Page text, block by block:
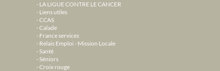
LA LIGUE CONTRE LE CANCER
Liens utiles
CCAS
Calade
France services
Relais Emploi - Mission Locale
Santé
Séniors
Croix rouge